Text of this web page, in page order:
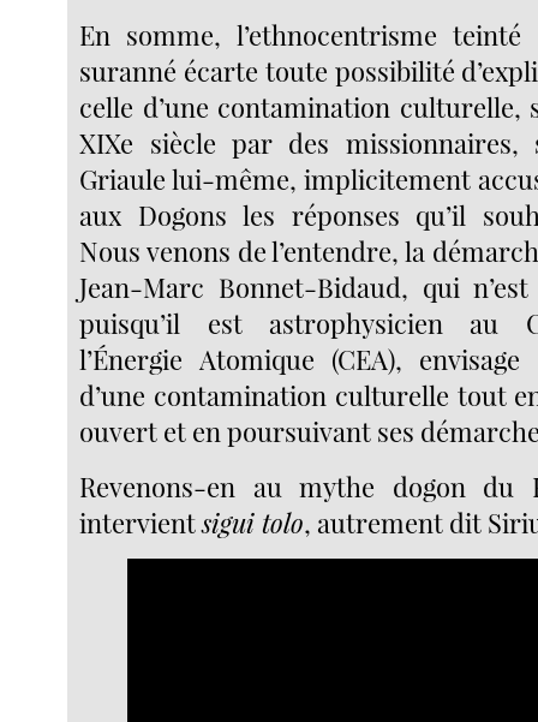
En somme, l’ethnocentrisme teinté
suranné écarte toute possibilité
celle d’une contamination culturelle,
XIXe siècle par des
Griaule lui-même, implicitement
aux Dogons les réponses qu’il
Nous venons de l’entendre, la
Jean-Marc Bonnet-Bidaud, qui
puisqu’il est astrophysicien au
l’Énergie Atomique (CEA),
d’une contamination culturelle tout
ouvert et en poursuivant ses
Revenons-en au mythe dogon du
intervientsigui tolo, autrement dit